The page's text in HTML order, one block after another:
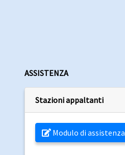
ASSISTENZA
Stazioni appaltanti
Modulo di assistenza